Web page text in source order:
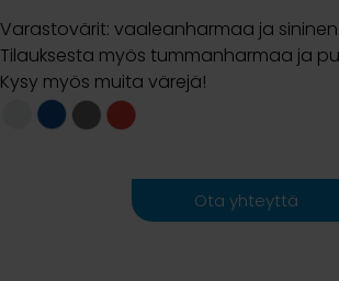
Varastovärit: vaaleanharmaa ja sininen.
Tilauksesta myös tummanharmaa ja
Kysy myös muita värejä!
Ota yhteyttä